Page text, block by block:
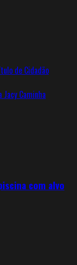
de Cidadão
Caminha
com alvo